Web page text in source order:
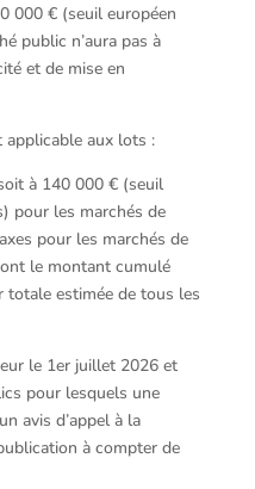
000 € (seuil européen
public n’aura pas à
et de mise en
applicable aux lots :
à 140 000 € (seuil
pour les marchés de
pour les marchés de
le montant cumulé
totale estimée de tous les
le 1er juillet 2026 et
pour lesquels une
avis d’appel à la
à compter de